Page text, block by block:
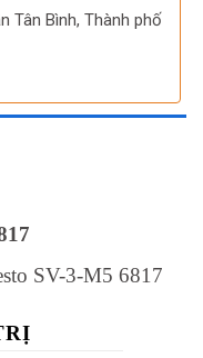
Tân Bình, Thành phố
SV-3-M5 6817